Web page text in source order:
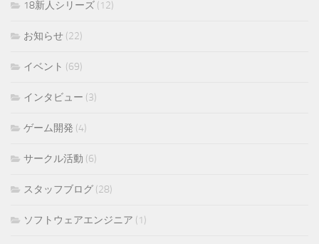
18新人シリーズ (12)
お知らせ (22)
イベント (69)
インタビュー (3)
ゲーム開発 (4)
サークル活動 (6)
スタッフブログ (28)
ソフトウェアエンジニア (1)